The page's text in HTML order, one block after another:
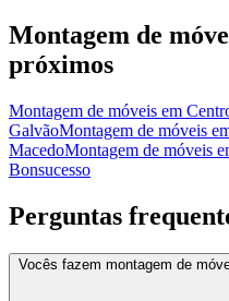
Montagem de
próximos
Montagem de móveis em
GalvãoMontagem de móveis
MacedoMontagem de móveis
Bonsucesso
Perguntas
Vocês fazem montagem de